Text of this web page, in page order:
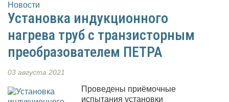
Новости
Установка индукционного
нагрева труб с транзисторным
преобразователем ПЕТРА
03 августа 2021
Проведены приёмочные
испытания установки